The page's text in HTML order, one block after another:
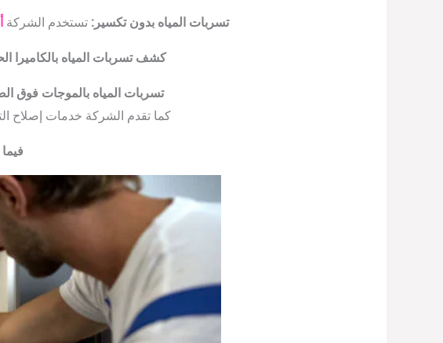
تسربات المياه بدون تكسير: تستخدم الشركة
كشف تسربات المياه بالكاميرا
تسربات المياه بالموجات فوق
كما تقدم الشركة خدمات إصلاح